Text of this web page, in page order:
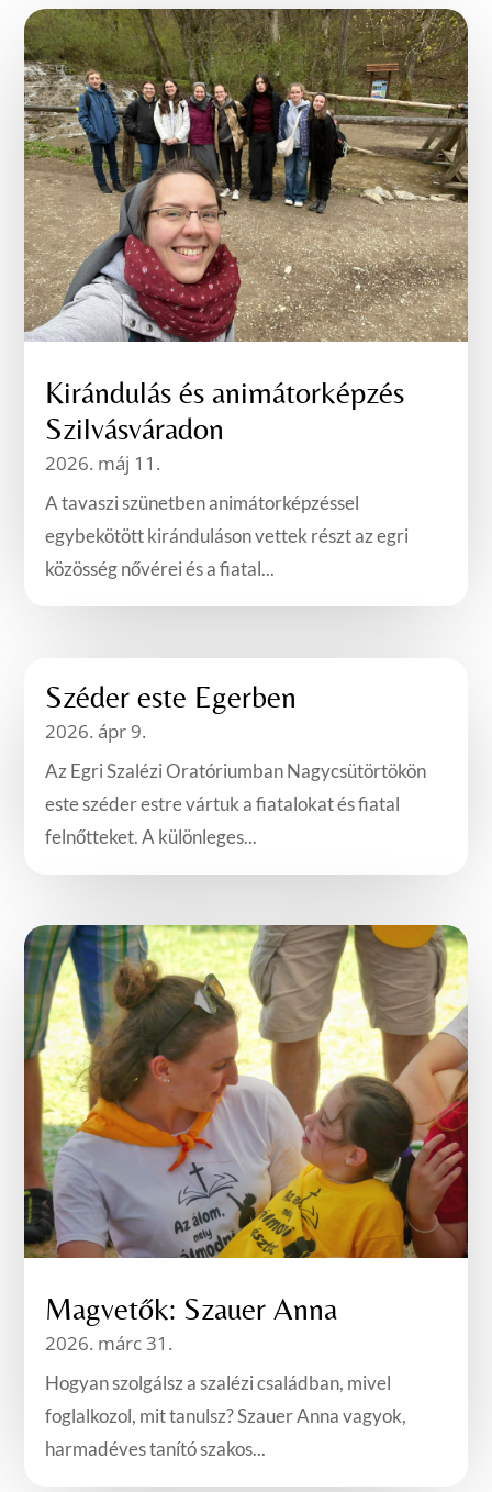
Kirándulás és animátorképzés
Szilvásváradon
2026. máj 11.
A tavaszi szünetben animátorképzéssel
egybekötött kiránduláson vettek részt az egri
közösség nővérei és a fiatal...
Széder este Egerben
2026. ápr 9.
Az Egri Szalézi Oratóriumban Nagycsütörtökön
este széder estre vártuk a fiatalokat és fiatal
felnőtteket. A különleges...
Magvetők: Szauer Anna
2026. márc 31.
Hogyan szolgálsz a szalézi családban, mivel
foglalkozol, mit tanulsz? Szauer Anna vagyok,
harmadéves tanító szakos...